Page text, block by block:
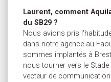
Laurent, comment
du SB29 ?
Nous avions pris
dans notre agence au
sommes implantés à
nous tourner vers le
vecteur de